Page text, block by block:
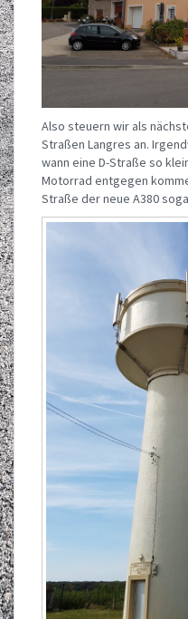
Also steuern wir als
Straßen Langres an.
wann eine D-Straße so
Motorrad entgegen
Straße der neue A380